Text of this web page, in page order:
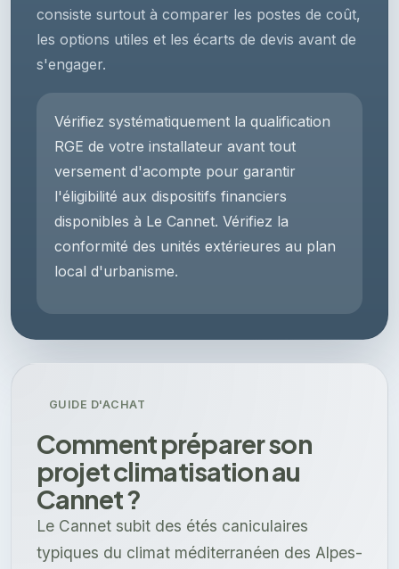
consiste surtout à comparer les postes de coût,
les options utiles et les écarts de devis avant de
s'engager.
Vérifiez systématiquement la qualification
RGE de votre installateur avant tout
versement d'acompte pour garantir
l'éligibilité aux dispositifs financiers
disponibles à Le Cannet. Vérifiez la
conformité des unités extérieures au plan
local d'urbanisme.
GUIDE D'ACHAT
Comment préparer son
projet climatisation au
Cannet ?
Le Cannet subit des étés caniculaires
typiques du climat méditerranéen des Alpes-